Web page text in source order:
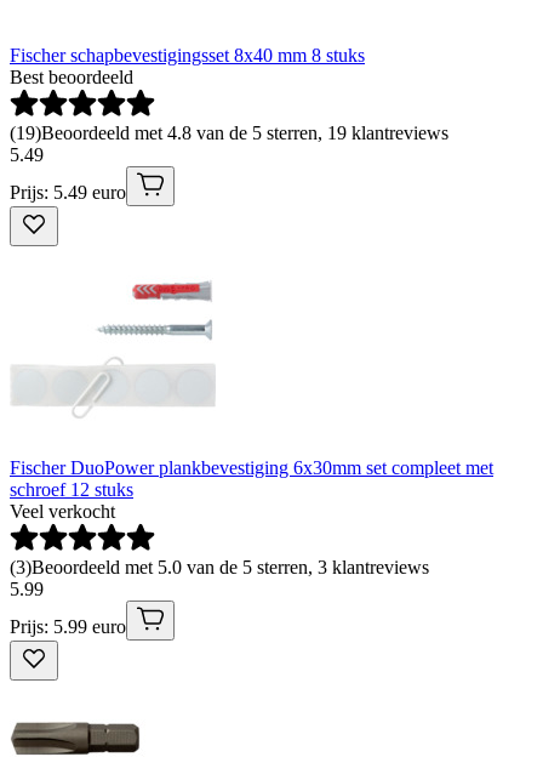
Fischer schapbevestigingsset 8x40 mm 8 stuks
Best beoordeeld
(19)Beoordeeld met 4.8 van de 5 sterren, 19 klantreviews
5.49
Prijs: 5.49 euro
Fischer DuoPower plankbevestiging 6x30mm set compleet met
schroef 12 stuks
Veel verkocht
(3)Beoordeeld met 5.0 van de 5 sterren, 3 klantreviews
5.99
Prijs: 5.99 euro